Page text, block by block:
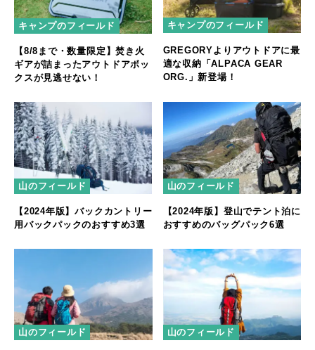
キャンプのフィールド
【8/8まで・数量限定】焚き火
ギアが詰まったアウトドアボッ
クスが見逃せない！
キャンプのフィールド
GREGORYよりアウトドアに最
適な収納「ALPACA GEAR
ORG.」新登場！
山のフィールド
【2024年版】バックカントリー
用バックパックのおすすめ3選
山のフィールド
【2024年版】登山でテント泊に
おすすめのバッグパック6選
山のフィールド 山のフィールド